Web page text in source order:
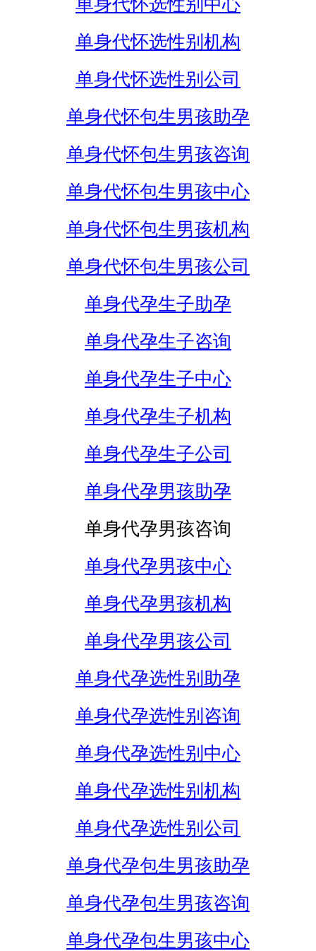
单身代怀选性别中心
单身代怀选性别机构
单身代怀选性别公司
单身代怀包生男孩助孕
单身代怀包生男孩咨询
单身代怀包生男孩中心
单身代怀包生男孩机构
单身代怀包生男孩公司
单身代孕生子助孕
单身代孕生子咨询
单身代孕生子中心
单身代孕生子机构
单身代孕生子公司
单身代孕男孩助孕
单身代孕男孩咨询
单身代孕男孩中心
单身代孕男孩机构
单身代孕男孩公司
单身代孕选性别助孕
单身代孕选性别咨询
单身代孕选性别中心
单身代孕选性别机构
单身代孕选性别公司
单身代孕包生男孩助孕
单身代孕包生男孩咨询
单身代孕包生男孩中心